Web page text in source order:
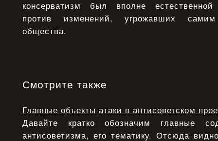
консерватизм был вполне
против изменений, угрожавших самим
общества.
Смотрите также
Главные объекты атаки в антисоветском
Давайте кратко обозначим главные
антисоветизма, его тематику. Отсюда